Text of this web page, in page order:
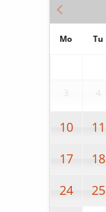
Mo Tu
3 4
10
11
17
18
24
25